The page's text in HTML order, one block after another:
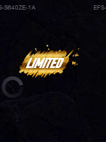
S640ZE-1A